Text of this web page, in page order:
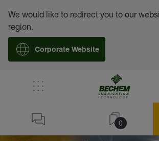
0
We would like to redirect you to our
region.
Corporate Website